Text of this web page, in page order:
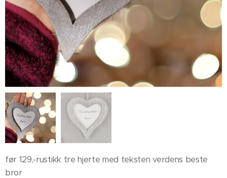
før 129,-rustikk tre hjerte med teksten verdens beste
bror